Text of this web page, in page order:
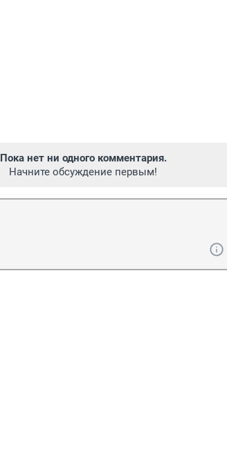
Пока нет ни одного комментария.
Начните обсуждение первым!